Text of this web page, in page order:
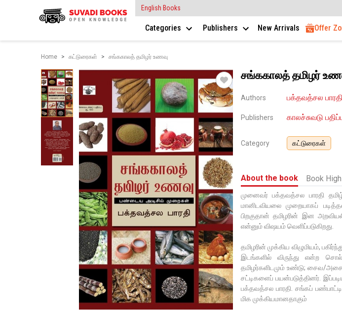
English Books
Categories Publishers New Arrivals Offer
Home கட்டுரைகள் சங்ககாலத் தமிழர் உணவு
சங்ககாலத் தமிழர்
Authors பக்தவத்சல பாரதி
Publishers காலச்சுவடு
Category கட்டுரைகள்
About the book Book
முனைவர் பக்தவத்சல பாரதி
மானிடவியலை முறையாகப்
பிறகுதான் தமிழரின் இன
என்னும் விஷயம் வெளிப்படுகிறது.
தமிழரின் முக்கிய விழுமியம்,
இடங்களில் விருந்து என்ற சொல்
தமிழர்களிடமும் உண்டு; சைவ/
சட்டிகளைப் பயன்படுத்தினர்.
பக்தவத்சல பாரதி. சங்கப்
மிக முக்கியமானதாகும்